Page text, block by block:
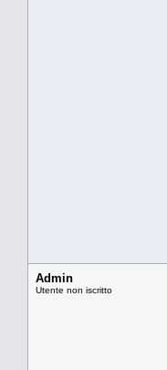
Admin
Utente non iscritto